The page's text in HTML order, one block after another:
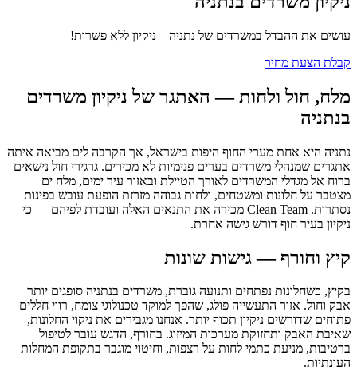
עושים את ההבדל במשרדים של נתניה – ניקיון ללא פשרות!
קבלת הצעת מחיר
מלח, חול ולחות — האתגר של ניקיון משרדים
בנתניה
נתניה היא אחת מערי החוף היפות בישראל, אך הקרבה לים מביאה איתה
אתגרים שמנהלי משרדים בערים פנימיות לא מכירים. גרגירי חול נישאים
ברוח אל מגדלי המשרדים לאורך הטיילת ובאזור עיר ימים, מלח ים
מצטבר על חלונות ומשטחים, ולחות גבוהה מזרזת הופעת עובש בפינות
נסתרות. Clean Team מכירה את התנאים האלה ועובדת לפיהם — כי
ניקיון בעיר חוף דורש גישה אחרת.
קיץ וחורף — גישות שונות
בקיץ, כשחלונות נפתחים ותנועה גוברת, משרדים בנתניה סופגים יותר
אבק וחול. אזור התעשייה פולג, שהפך למוקד טכנולוגי צומח, רווי חללים
פתוחים שדורשים ניקיון תכוף יותר. אנחנו מגבירים את ניקוי החלונות,
שאיבת האבק ותחזוקת מערכות המיזוג. בחורף, הדגש עובר לטיפול
ברטיבות, מניעת כתמי לחות על רצפות, וחיטוי מוגבר בתקופת המחלות
העונתיות.